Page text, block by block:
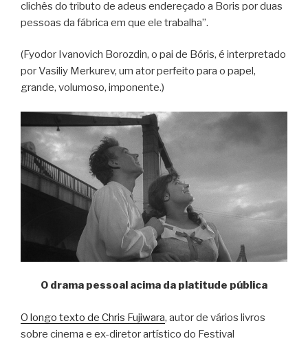
clichês do tributo de adeus endereçado a Boris por duas
pessoas da fábrica em que ele trabalha”.
(Fyodor Ivanovich Borozdin, o pai de Bóris, é interpretado
por Vasiliy Merkurev, um ator perfeito para o papel,
grande, volumoso, imponente.)
O drama pessoal acima da platitude pública
O longo texto de Chris Fujiwara, autor de vários livros
sobre cinema e ex-diretor artístico do Festival